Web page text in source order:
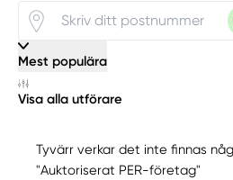
Mest populära
Visa alla utförare
Tyvärr verkar det inte finnas
"Auktoriserat PER-företag"